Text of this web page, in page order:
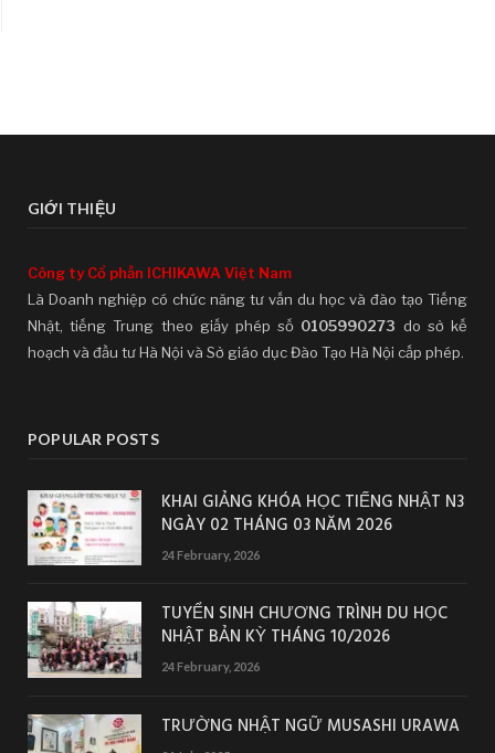
GIỚI THIỆU
Công ty Cổ phần ICHIKAWA Việt Nam
Là Doanh nghiệp có chức năng tư vấn du học và đào tạo Tiếng
Nhật, tiếng Trung theo giấy phép số 0105990273 do sở kế
hoạch và đầu tư Hà Nội và Sở giáo dục Đào Tạo Hà Nội cấp phép.
POPULAR POSTS
KHAI GIẢNG KHÓA HỌC TIẾNG NHẬT N3
NGÀY 02 THÁNG 03 NĂM 2026
24 February, 2026
TUYỂN SINH CHƯƠNG TRÌNH DU HỌC
NHẬT BẢN KỲ THÁNG 10/2026
24 February, 2026
TRƯỜNG NHẬT NGỮ MUSASHI URAWA